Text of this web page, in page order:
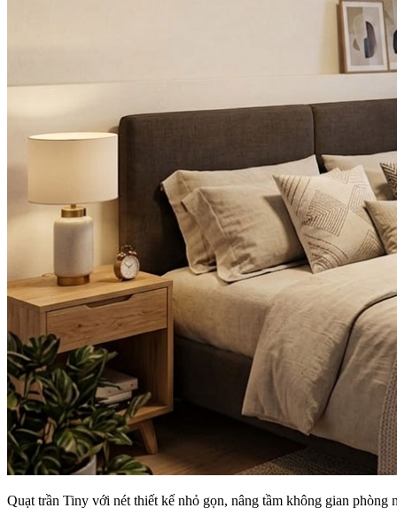
Quạt trần Tiny với nét thiết kế nhỏ gọn, nâng tầm không gian phòng